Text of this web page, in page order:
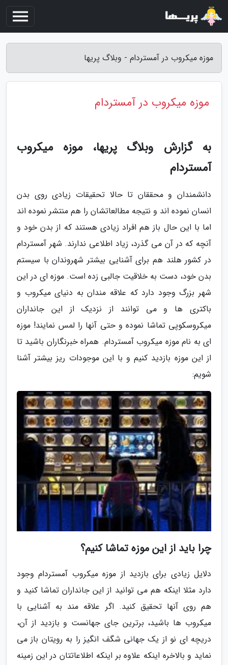
موزه میکروب در آمستردام - وبلاگ پریها
موزه میکروب در آمستردام
به گزارش وبلاگ پریها، موزه میکروب
آمستردام
دانشمندان و محققان تا حالا تحقیقات زیادی روی بدن
انسان نموده اند و نتیجه مطالعاتشان را هم منتشر نموده اند
اما با این حال باز هم افراد زیادی هستند که از بدن خود و
آنچه که در آن می گذرد، زیاد اطلاعی ندارند. شهر آمستردام
در کشور هلند هم برای آشنایی بیشتر شهروندان با سیستم
بدن خود، دست به خلاقیت جالبی زده است. موزه ای در این
شهر بزرگ وجود دارد که علاقه مندان به دنیای میکروب و
باکتری ها و می توانند از نزدیک از این جانداران
میکروسکوپی تماشا نموده و حتی آنها را لمس نمایند! موزه
ای به نام موزه میکروب آمستردام. همراه خبرنگاران باشید تا
از این موزه بازدید کنیم و با این موجودات ریز بیشتر آشنا
شویم:
چرا باید از این موزه تماشا کنیم؟
دلایل زیادی برای بازدید از موزه میکروب آمستردام وجود
دارد مثلا اینکه هم می توانید از این جانداران تماشا کنید و
هم روی آنها تحقیق کنید. اگر علاقه مند به آشنایی با
میکروب ها باشید، برترین جای جهانست و بازدید از آن،
دریچه ای نو از یک جهانی شگف انگیز را به رویتان باز می
نماید و بالاخره اینکه علاوه بر اینکه اطلاعاتتان در این زمینه